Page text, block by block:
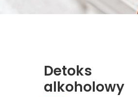
Detoks
alkoholowy